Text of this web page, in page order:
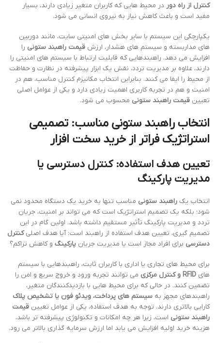
کنترل از راه دور در محیط هایی که کاربران متغیر زیادی دارند، بسیار
مفید است و باعث کاهش نیاز به نیروی انسانی می شود.
یکپارچگی این سیستم با سایر بخش های امنیتی سایت، مانند دوربین
های مداربسته و سیستم های هشدار، ارزش قیمت راهبند ستونی را
افزایش می دهد. راهبندهایی که قابلیت ارتباط با سیستم های امنیتی را
دارند، علاوه بر مدیریت تردد، نقش یک ابزار پیشرفته در نظارت و حفاظت
از محیط را ایفا می کنند. بنابراین انتخاب مکانیزم کنترل مناسب، هم در
امنیت و هم در تجربه کاربری اهمیت زیادی دارد و یکی از عوامل اصلی
تعیین قیمت راهبند ستونی محسوب می شود.
انتخاب راهبند ستونی مناسب: تصمیمی
استراتژیک فراتر از خرید سخت افزار
تعیین هدف استفاده: کنترل دسترسی یا
مدیریت پارکینگ
انتخاب یک راهبند ستونی مناسب تنها به خرید یک دستگاه محدود نمی
شود؛ بلکه یک تصمیم استراتژیک است که می تواند بر امنیت، جریان
تردد و مدیریت پارکینگ تأثیر مستقیم داشته باشد. اولین گام در این
تصمیم گیری، تعیین هدف استفاده از راهبند است: آیا هدف اصلیکنترل
دسترسی برای افراد مجاز است یا مدیریت جریان پارکینگ و کاهش تراکم؟
برای محیط های تجاری یا اداری با کاربران ثابت، راهبندهایی با سیستم
های RFID و کنترل مرکزی
می توانند تجربه ورود و خروج سریع و امن را
تضمین کنند. در حالی که برای محیط هایی با بازدیدکنندگان متغیر،
راهبندهای مجهز به سیستم های پرداخت، ویدئو فون یا تشخیص پلاک
کارایی بالاتری دارند. توجه به هدف استفاده، یکی از عوامل تعیین قیمت
راهبند ستونی است، زیرا هر چه امکانات و تکنولوژی پیشرفته تر باشد،
هزینه خرید اولیه افزایش می یابد اما ارزش سرمایه گذاری بالاتر می رود.